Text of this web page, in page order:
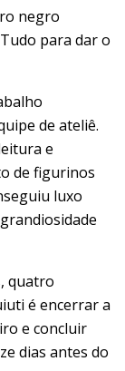
negro
para dar o
de ateliê.
e
de figurinos
luxo
quatro
é encerrar a
e concluir
dias antes do